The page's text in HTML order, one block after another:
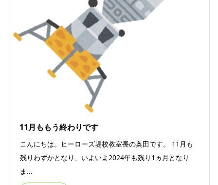
11月ももう終わりです
こんにちは。ヒーローズ堤校教室長の奥田です。 11月も
残りわずかとなり、いよいよ2024年も残り1ヵ月となり
ま...